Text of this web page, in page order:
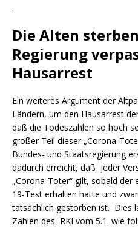
.
Die Alten
Regierung
Hausarrest
Ein weiteres Argument der
Ländern, um den Hausarrest
daß die Todeszahlen so hoch
großer Teil dieser „Corona-
Bundes- und Staatsregierung
dadurch erreicht, daß jeder
„Corona-Toter“ gilt, sobald der
19-Test erhalten hatte und
tatsächlich gestorben ist. Dies
Zahlen des RKI vom 5.1. wie